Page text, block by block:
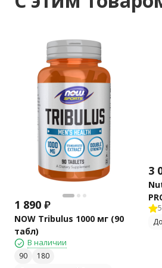
1 890 ₽
NOW Tribulus 1000 мг (90
табл)
В наличии
90
180
3